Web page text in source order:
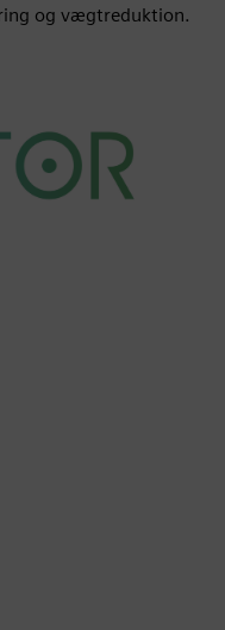
og vægtreduktion.